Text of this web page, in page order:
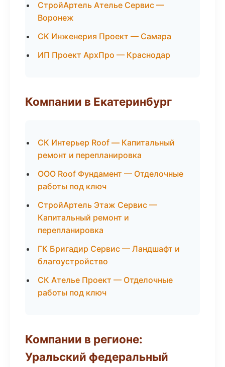
СтройАртель Ателье Сервис —
Воронеж
СК Инженерия Проект — Самара
ИП Проект АрхПро — Краснодар
Компании в Екатеринбург
СК Интерьер Roof — Капитальный
ремонт и перепланировка
ООО Roof Фундамент — Отделочные
работы под ключ
СтройАртель Этаж Сервис —
Капитальный ремонт и
перепланировка
ГК Бригадир Сервис — Ландшафт и
благоустройство
СК Ателье Проект — Отделочные
работы под ключ
Компании в регионе:
Уральский федеральный